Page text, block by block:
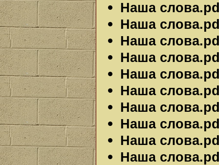
Наша
Наша
Наша
Наша
Наша
Наша
Наша
Наша
Наша
Наша